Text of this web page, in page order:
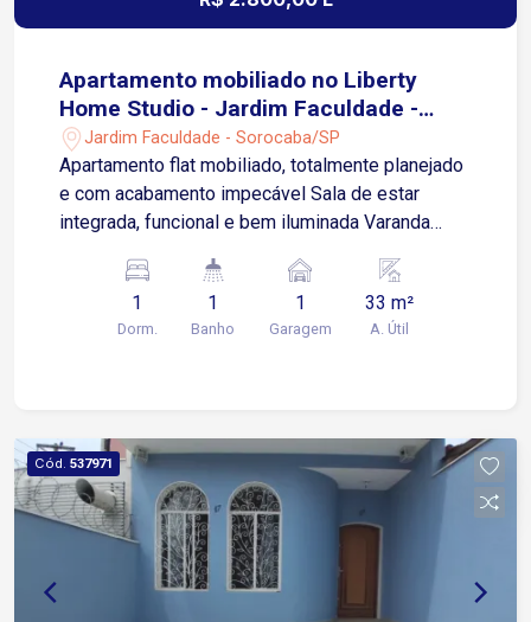
Apartamento mobiliado no Liberty
Home Studio - Jardim Faculdade -
Sorocaba/SP
Jardim Faculdade - Sorocaba/SP
Apartamento flat mobiliado, totalmente planejado
e com acabamento impecável Sala de estar
integrada, funcional e bem iluminada Varanda
coberta Localização privilegiada no Jardim
Faculdade Apenas 1 minuto da Avenida Barão de
Tatuí e Avenida Washington Luiz 3 minutos da
Liberty Home Studio Portaria Academia Salão de
festas Mini mercado
1
Dorm.
1
Banho
1
Garagem
33 m²
A. Útil
Cód. 537971